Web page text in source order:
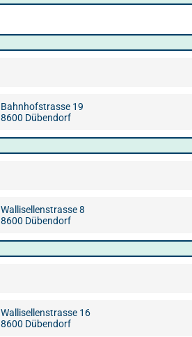
Bahnhofstrasse 19
8600 Dübendorf
Wallisellenstrasse 8
8600 Dübendorf
Wallisellenstrasse 16
8600 Dübendorf